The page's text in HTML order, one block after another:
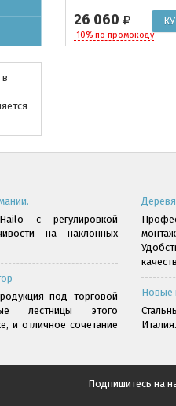
в
26 060
-10% по промокоду
с регулировкой
на наклонных
под торговой
лестницы этого
и отличное сочетание
Новые
Подпишитесь на